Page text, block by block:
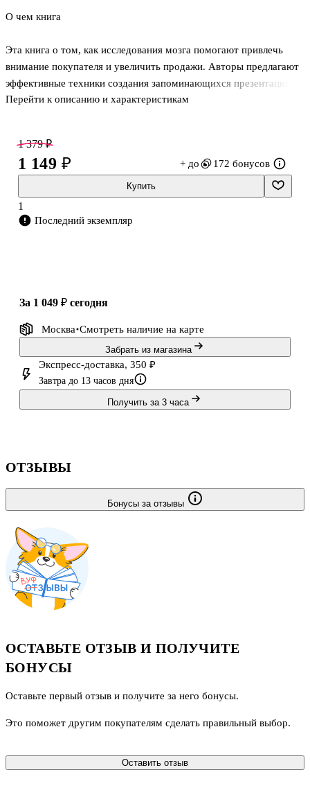
О чем книга
Эта книга о том, как исследования мозга помогают привлечь
внимание покупателя и увеличить продажи. Авторы предлагают
эффективные техники создания запоминающихся презентаций,
способных оказать влияние на потенциальных клиентов,
повысить способность компаний влиять на сознание
потребителей и научить создавать эффективные маркетинговые
Залог успеха
- начнете быстро делать внушительные продажи;
Перейти к описанию и характеристикам
1 379 ₽
1 149 ₽ + до 172 бонусов
Купить
1
Последний экземпляр
за 1 049 ₽ сегодня
Москва Смотреть наличие на карте
Забрать из магазина
Экспресс-доставка, 350 ₽
Завтра до 13 часов дня
Получить за 3 часа
ОТЗЫВЫ
Бонусы за отзывы
ОСТАВЬТЕ ОТЗЫВ И ПОЛУЧИТЕ
БОНУСЫ
Оставьте первый отзыв и получите за него бонусы.
Это поможет другим покупателям сделать правильный выбор.
Оставить отзыв